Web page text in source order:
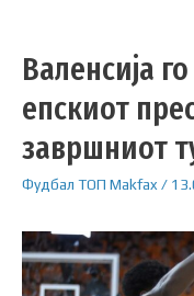
Валенсија
епскиот
завршниот
Фудбал ТОП Makfax/